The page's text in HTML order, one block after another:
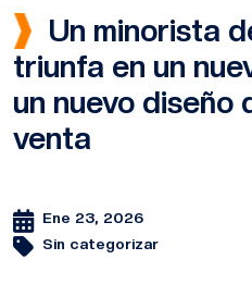
Un minorista
triunfa en un
un nuevo diseño
venta
Ene 23, 2026
Sin categorizar